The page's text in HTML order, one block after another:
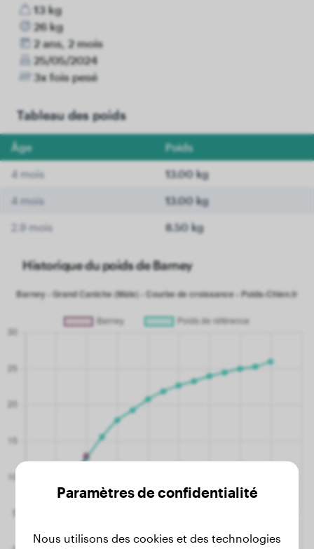
13 kg
26 kg
2 ans, 2 mois
25/05/2024
3x fois pesé
Tableau des poids
Âge Poids
4 mois 13.00 kg
4 mois 13.00 kg
2.9 mois 8.50 kg
Historique du poids de Barney
Paramètres de confidentialité
Nous utilisons des cookies et des technologies